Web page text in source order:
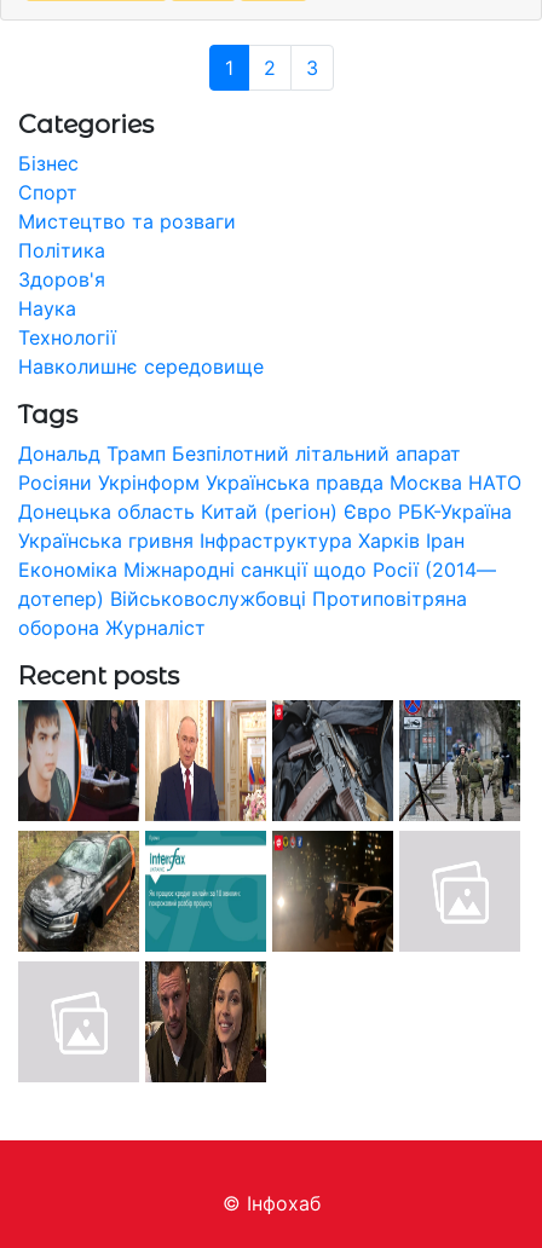
1 2 3
Categories
Бізнес
Спорт
Мистецтво та розваги
Політика
Здоров'я
Наука
Технології
Навколишнє середовище
Tags
Дональд Трамп Безпілотний літальний апарат
Росіяни Укрінформ Українська правда Москва НАТО
Донецька область Китай (регіон) Євро РБК-Україна
Українська гривня Інфраструктура Харків Іран
Економіка Міжнародні санкції щодо Росії (2014—
дотепер) Військовослужбовці Протиповітряна
оборона Журналіст
Recent posts
© Інфохаб